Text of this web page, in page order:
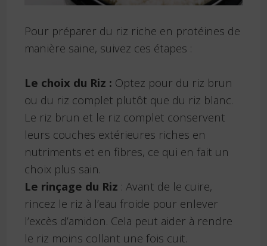
Pour préparer du riz riche en protéines de
manière saine, suivez ces étapes :
Le choix du Riz : Optez pour du riz brun
ou du riz complet plutôt que du riz blanc.
Le riz brun et le riz complet conservent
leurs couches extérieures riches en
nutriments et en fibres, ce qui en fait un
choix plus sain.
Le rinçage du Riz : Avant de le cuire,
rincez le riz à l’eau froide pour enlever
l’excès d’amidon. Cela peut aider à rendre
le riz moins collant une fois cuit.